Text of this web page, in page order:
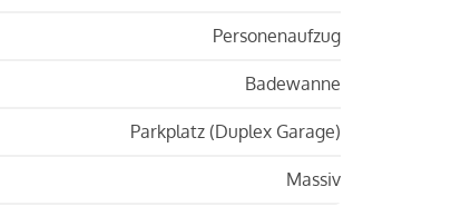
Personenaufzug
Badewanne
Parkplatz (Duplex Garage)
Massiv